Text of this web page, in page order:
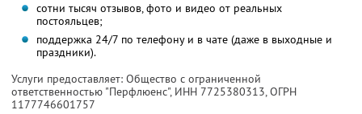
сотни тысяч отзывов, фото и видео от реальных
постояльцев;
поддержка 24/7 по телефону и в чате (даже в выходные и
праздники).
Услуги предоставляет: Общество с ограниченной
ответственностью "Перфлюенс", ИНН 7725380313, ОГРН
1177746601757